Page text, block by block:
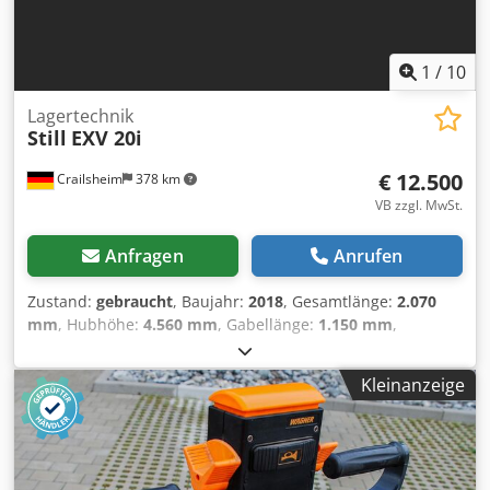
1 / 10
Crailsheim 378 km
Lagertechnik
Still EXV 20i
€ 12.500
VB zzgl. MwSt.
Anfragen Anrufen
Zustand: gebraucht, Baujahr: 2018, Gesamtlänge: 2.070
mm, Hubhöhe: 4.560 mm, Gabellänge: 1.150 mm,
, - Antrieb Elektro - Bedienung:
Geh/Stand - Nenntragkraft: 2000 kg -
Lastschwerpunktabstand: 600 mm - Lastabstand: 724/646
mm - Achslast mit Last antriebsseitig/lastseitig: 1213/2295
lg - Achslast ohne Last antriebsseitig/lastseitig: 1096/412
kg - Bereifung: Polyurethan - Anzahl Räder (x =
angetrieben) antriebsseitig/lastseitig 1x + 1/2 (1x + 1/4) -
Kleinanzeige